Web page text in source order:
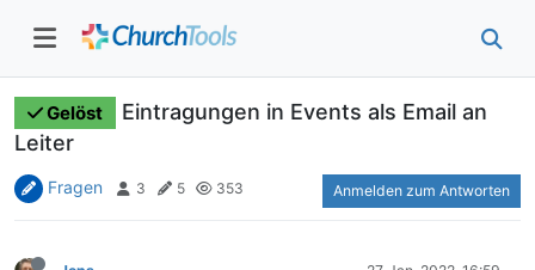
Gelöst
Eintragungen in Events als Email an
Leiter
Fragen 3 5 353 Anmelden zum Antworten